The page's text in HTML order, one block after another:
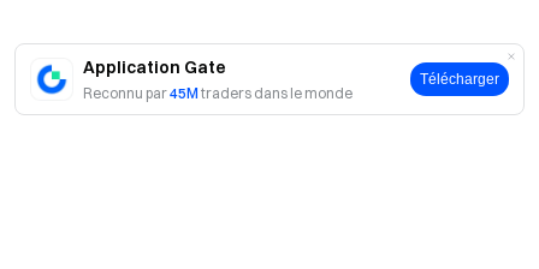
Application Gate
Reconnu par45M traders dans le monde
Télécharger